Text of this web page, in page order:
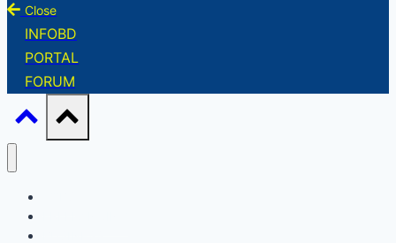
Close
INFOBD
PORTAL
FORUM